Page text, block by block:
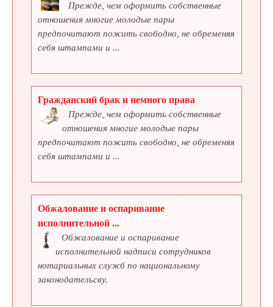
Прежде, чем оформить собственные
отношения многие молодые пары
предпочитают пожить свободно, не обременяя
себя штампами и ...
Гражданский брак и немного права
Прежде, чем оформить собственные
отношения многие молодые пары
предпочитают пожить свободно, не обременяя
себя штампами и ...
Обжалование и оспаривание
исполнительной ...
Обжалование и оспаривание
исполнительной надписи сотрудников
нотариальных служб по национальному
законодательсву.